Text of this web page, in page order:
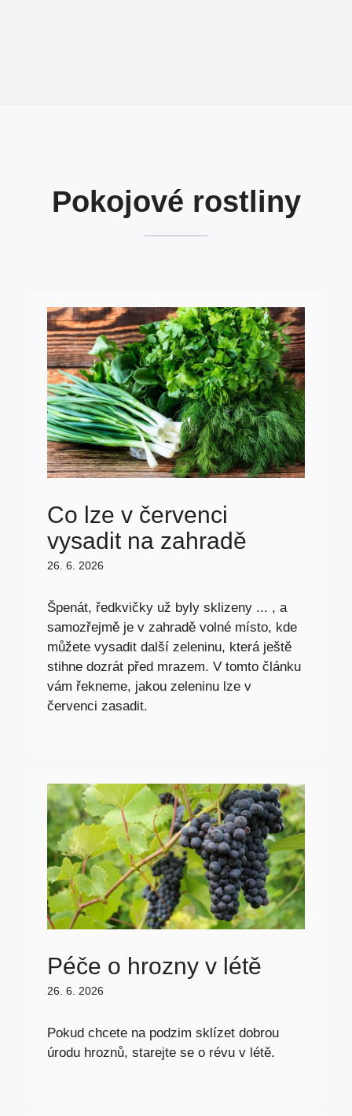
Pokojové rostliny
Co lze v červenci
vysadit na zahradě
26. 6. 2026
Špenát, ředkvičky už byly sklizeny ... , a
samozřejmě je v zahradě volné místo, kde
můžete vysadit další zeleninu, která ještě
stihne dozrát před mrazem. V tomto článku
vám řekneme, jakou zeleninu lze v
červenci zasadit.
Péče o hrozny v létě
26. 6. 2026
Pokud chcete na podzim sklízet dobrou
úrodu hroznů, starejte se o révu v létě.